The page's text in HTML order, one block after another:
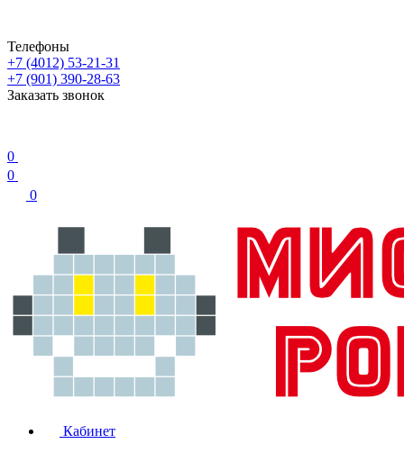
Телефоны
+7 (4012) 53-21-31
+7 (901) 390-28-63
Заказать звонок
0
0
0
Кабинет